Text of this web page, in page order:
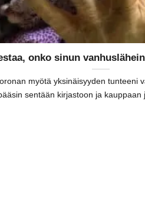
onko sinun
myötä yksinäisyyden tunteeni
sentään kirjastoon ja kauppaan